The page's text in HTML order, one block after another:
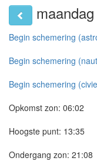
Begin schemering
Begin schemering
Begin schemering
Opkomst zon: 06:02
Hoogste punt: 13:35
Ondergang zon: 21:08